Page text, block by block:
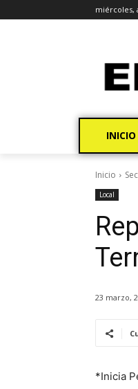
miércoles,
INICIO
Inicio
Local
23 marzo,
*Inicia